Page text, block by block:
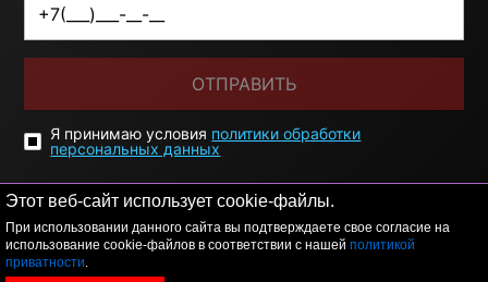
Этот веб-сайт использует cookie-файлы.
При использовании данного сайта вы подтверждаете свое согласие на
использование cookie-файлов в соответствии с нашей политикой
приватности.
ОТПРАВИТЬ
Я принимаю условия политики обработки
персональных данных